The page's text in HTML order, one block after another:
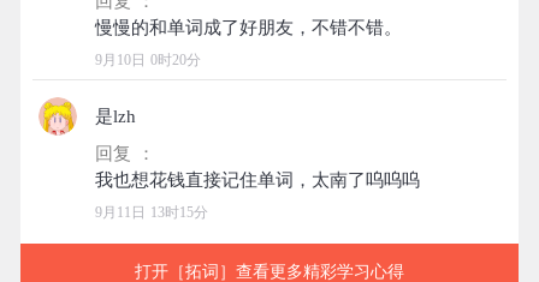
9月10日 0时20分
是lzh
回复 ：
9月11日 13时15分
打开［拓词］查看更多精彩学习心得